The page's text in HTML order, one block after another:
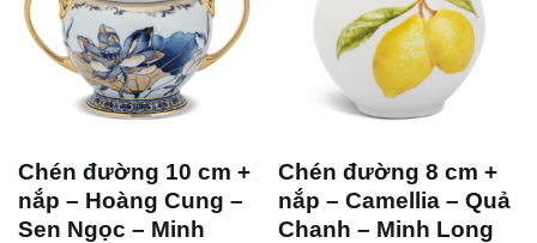
Chén đường 10 cm +
nắp – Hoàng Cung –
Sen Ngọc – Minh
Chén đường 8 cm +
nắp – Camellia – Quả
Chanh – Minh Long